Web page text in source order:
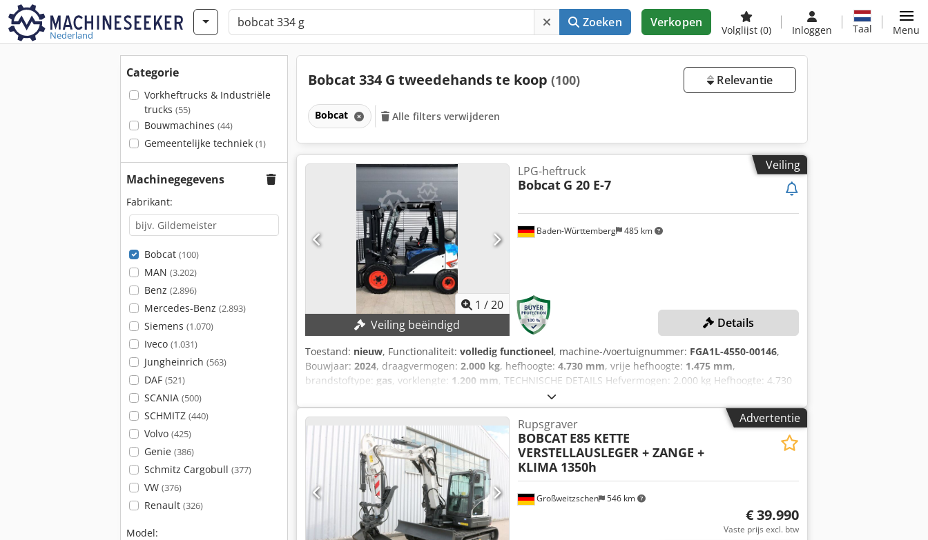
Nederland
Zoeken Verkopen
Volglijst (0) Inloggen Taal Menu
Categorie
Vorkheftrucks & Industriële
trucks (55)
Bouwmachines (44)
Gemeentelijke techniek (1)
Machinegegevens
Fabrikant:
Bobcat (100)
MAN (3.202)
Benz (2.896)
Mercedes-Benz (2.893)
Siemens (1.070)
Iveco (1.031)
Jungheinrich (563)
DAF (521)
SCANIA (500)
SCHMITZ (440)
Volvo (425)
Genie (386)
Schmitz Cargobull (377)
VW (376)
Renault (326)
Model:
Bobcat 334 G tweedehands te koop (100) Relevantie
Bobcat Alle filters verwijderen
Veiling
1 /20
Veiling beëindigd
Baden-Württemberg 485 km
LPG-heftruck
Bobcat G 20 E-7
Details
Toestand: nieuw, Functionaliteit: volledig functioneel, machine-/voertuignummer: FGA1L-4550-00146,
Bouwjaar: 2024, draagvermogen: 2.000 kg, hefhoogte: 4.730 mm, vrije hefhoogte: 1.475 mm,
brandstoftype: gas, vorklengte: 1.200 mm, TECHNISCHE DETAILS Hefvermogen: 2.000 kg Hefhoogte: 4.730
mm Vrije hefhoogte: 1.475 mm Vorklengte: 1.200 mm Lastzwaartepunt: 500 mm Bouwhoogte: 2.150 mm
MACHINEGEGEVENS Aandrijving: LPG-heftruck Kanteling achterwaarts: 8° Mast: FFT Csdpfx Ajy Ic Aweiqorf
Banden: S Bandprofiel: 975 mm Machinegewicht zonder opbouw: 3.542 kg Machinegewicht met opbouw:
Advertentie
Großweitzschen 546 km
Rupsgraver
BOBCAT E85 KETTE
VERSTELLAUSLEGER + ZANGE +
KLIMA 1350h
€ 39.990
Vaste prijs excl. btw